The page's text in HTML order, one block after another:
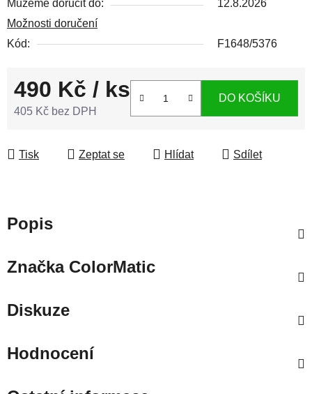
Můžeme doručit do:
12.8.2026
Možnosti doručení
Kód:
F1648/5376
490 Kč / ks
405 Kč bez DPH
DO KOŠÍKU
Tisk Zeptat se Hlídat Sdílet
Popis
ZnačkaColorMatic
Diskuze
Hodnocení